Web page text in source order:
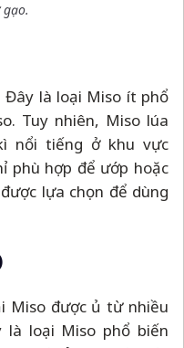
Đây là loại Miso ít phổ
Tuy nhiên, Miso lúa
nổi tiếng ở khu vực
phù hợp để ướp hoặc
lựa chọn để dùng
Miso được ủ từ nhiều
là loại Miso phổ biến